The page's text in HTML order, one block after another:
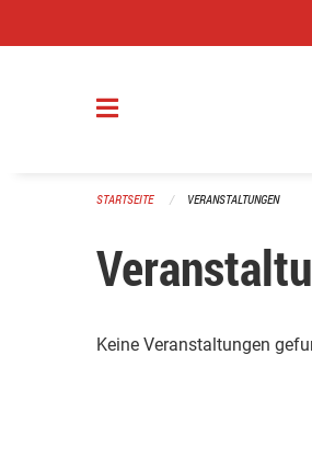
STARTSEITE VERANSTALTUNGEN
Keine Veranstaltungen